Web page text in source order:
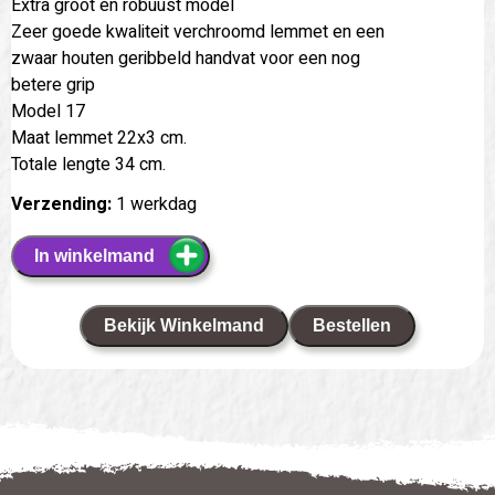
Extra groot en robuust model
Zeer goede kwaliteit verchroomd lemmet en een
zwaar houten geribbeld handvat voor een nog
betere grip
Model 17
Maat lemmet 22x3 cm.
Totale lengte 34 cm.
Verzending: 1 werkdag
In winkelmand
Bekijk Winkelmand Bestellen